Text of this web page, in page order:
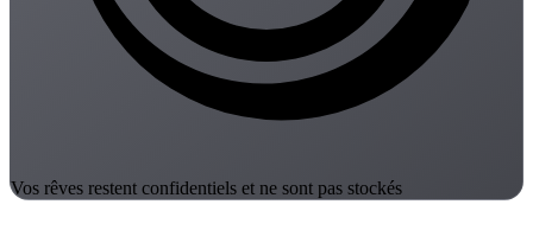
Vos rêves restent confidentiels et ne sont pas stockés